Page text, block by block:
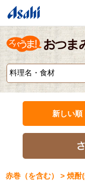
新しい順
赤巻（を含む） > 焼